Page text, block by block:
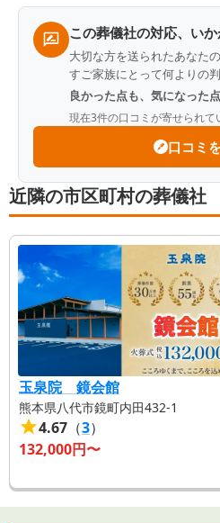
配りが素晴らしく、非常に信頼
Q.改善点はありますか？お気づ
A.大変満足しています。
この葬儀社の対応、い
大切な方を送られたあなた
すご家族にとって何よりの
良かった点も、気になった
現在3件の口コミが寄せられて
口コミ
近隣の市区町村の葬儀社
玉泉院 鏡会館
熊本県八代市鏡町内田432-1
4.67 （3）
132,000円〜